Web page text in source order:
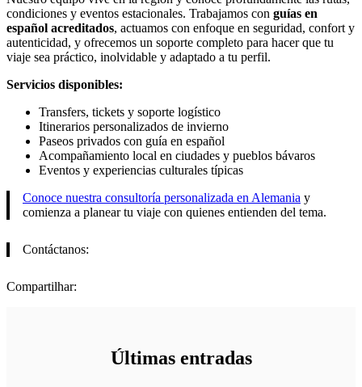
condiciones y eventos estacionales. Trabajamos con guías en
español acreditados, actuamos con enfoque en seguridad, confort y
autenticidad, y ofrecemos un soporte completo para hacer que tu
viaje sea práctico, inolvidable y adaptado a tu perfil.
Servicios disponibles:
Transfers, tickets y soporte logístico
Itinerarios personalizados de invierno
Paseos privados con guía en español
Acompañamiento local en ciudades y pueblos bávaros
Eventos y experiencias culturales típicas
Conoce nuestra consultoría personalizada en Alemania y
comienza a planear tu viaje con quienes entienden del tema.
Contáctanos:
Compartilhar:
Últimas entradas